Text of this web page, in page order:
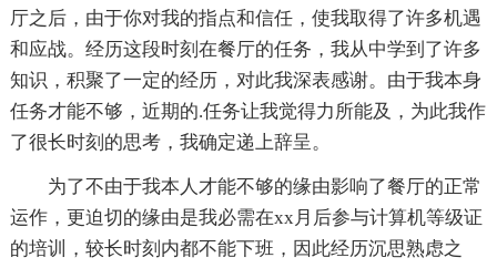
厅之后，由于你对我的指点和信任，使我取得了许多机遇
和应战。经历这段时刻在餐厅的任务，我从中学到了许多
知识，积聚了一定的经历，对此我深表感谢。由于我本身
任务才能不够，近期的.任务让我觉得力所能及，为此我作
了很长时刻的思考，我确定递上辞呈。
为了不由于我本人才能不够的缘由影响了餐厅的正常
运作，更迫切的缘由是我必需在xx月后参与计算机等级证
的培训，较长时刻内都不能下班，因此经历沉思熟虑之